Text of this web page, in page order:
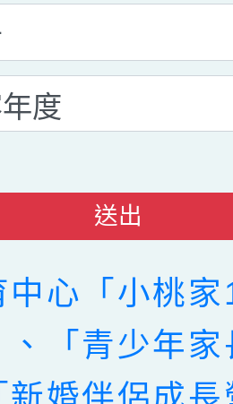
送出
中心「小桃
、「青少年家